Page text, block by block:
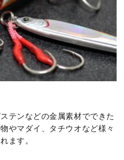
テンなどの金属素材でできた
やマダイ、タチウオなど様々
ます。